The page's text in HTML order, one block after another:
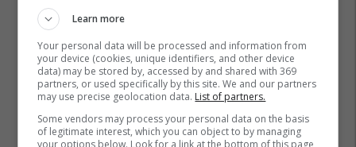
Learn more
Your personal data will be processed and information from
your device (cookies, unique identifiers, and other device
data) may be stored by, accessed by and shared with 369
partners, or used specifically by this site. We and our partners
may use precise geolocation data. List of partners.
Some vendors may process your personal data on the basis
of legitimate interest, which you can object to by managing
your options below. Look for a link at the bottom of this page